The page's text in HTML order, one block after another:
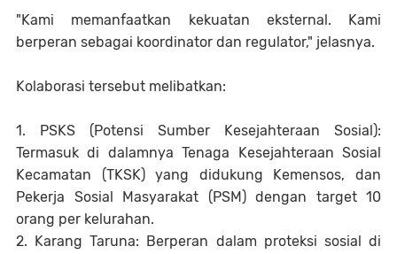
"Kami memanfaatkan kekuatan eksternal. Kami
berperan sebagai koordinator dan regulator," jelasnya.
Kolaborasi tersebut melibatkan:
1. PSKS (Potensi Sumber Kesejahteraan Sosial):
Termasuk di dalamnya Tenaga Kesejahteraan Sosial
Kecamatan (TKSK) yang didukung Kemensos, dan
Pekerja Sosial Masyarakat (PSM) dengan target 10
orang per kelurahan.
2. Karang Taruna: Berperan dalam proteksi sosial di